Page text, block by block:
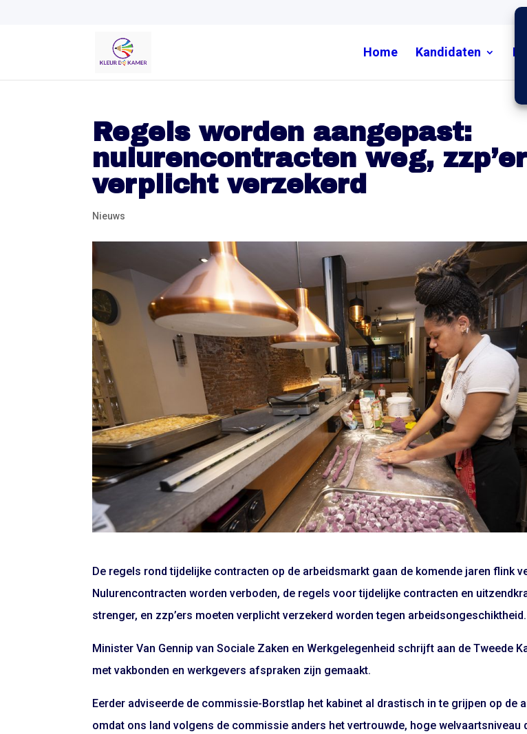
Home Kandidaten
Regels worden aangepast:
nulurencontracten weg,
verplicht verzekerd
Nieuws
De regels rond tijdelijke contracten op de arbeidsmarkt gaan de komende jaren flink
Nulurencontracten worden verboden, de regels voor tijdelijke contracten en
strenger, en zzp’ers moeten verplicht verzekerd worden tegen arbeidsongeschiktheid.
Minister Van Gennip van Sociale Zaken en Werkgelegenheid schrijft aan de Tweede
met vakbonden en werkgevers afspraken zijn gemaakt.
Eerder adviseerde de commissie-Borstlap het kabinet al drastisch in te grijpen op de
omdat ons land volgens de commissie anders het vertrouwde, hoge welvaartsniveau